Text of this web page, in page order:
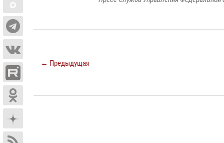
← Предыдущая